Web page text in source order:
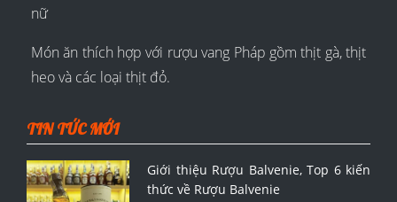
nữ
Món ăn thích hợp với rượu vang Pháp gồm thịt gà, thịt
heo và các loại thịt đỏ.
TIN TỨC MỚI
Giới thiệu Rượu Balvenie, Top 6 kiến
thức về Rượu Balvenie